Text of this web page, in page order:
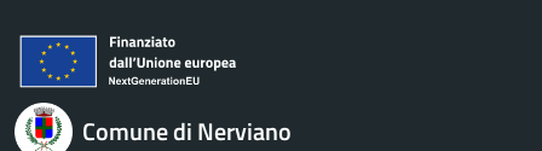
Comune di Nerviano